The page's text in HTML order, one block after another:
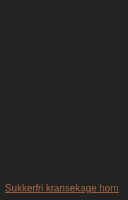
Sukkerfri kransekage horn